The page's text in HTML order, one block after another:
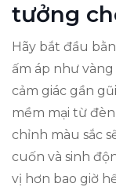
tưởng
Hãy bắt đầu
ấm áp như
cảm giác gần
mềm mại từ
chỉnh màu sắc
cuốn và sinh
vị hơn bao giờ